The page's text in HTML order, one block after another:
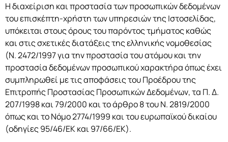
Η διαχείριση και προστασία των προσωπικών δεδομένων
του επισκέπτη-χρήστη των υπηρεσιών της Ιστοσελίδας,
υπόκειται στους όρους του παρόντος τμήματος καθώς
και στις σχετικές διατάξεις της ελληνικής νομοθεσίας
(Ν. 2472/1997 για την προστασία του ατόμου και την
προστασία δεδομένων προσωπικού χαρακτήρα όπως έχει
συμπληρωθεί με τις αποφάσεις του Προέδρου της
Επιτροπής Προστασίας Προσωπικών Δεδομένων, τα Π. Δ.
207/1998 και 79/2000 και το άρθρο 8 του Ν. 2819/2000
όπως και το Νόμο 2774/1999 και του ευρωπαϊκού δικαίου
(οδηγίες 95/46/ΕΚ και 97/66/ΕΚ).